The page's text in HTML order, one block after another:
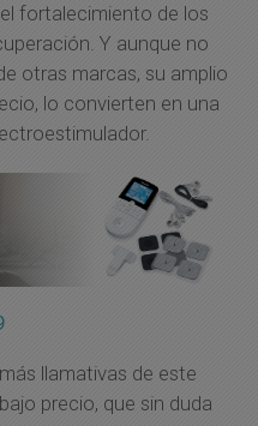
fortalecimiento de los
Y aunque no
otras marcas, su amplio
lo convierten en una
llamativas de este
precio, que sin duda